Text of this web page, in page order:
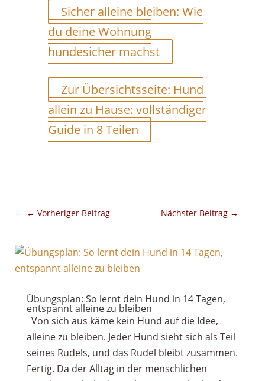
Sicher alleine bleiben: Wie
du deine Wohnung
hundesicher machst
Zur Übersichtsseite: Hund
allein zu Hause: vollständiger
Guide in 8 Teilen
← Vorheriger Beitrag Nächster Beitrag →
Übungsplan: So lernt dein Hund in 14 Tagen,
entspannt alleine zu bleiben
Von sich aus käme kein Hund auf die Idee,
alleine zu bleiben. Jeder Hund sieht sich als Teil
seines Rudels, und das Rudel bleibt zusammen.
Fertig. Da der Alltag in der menschlichen